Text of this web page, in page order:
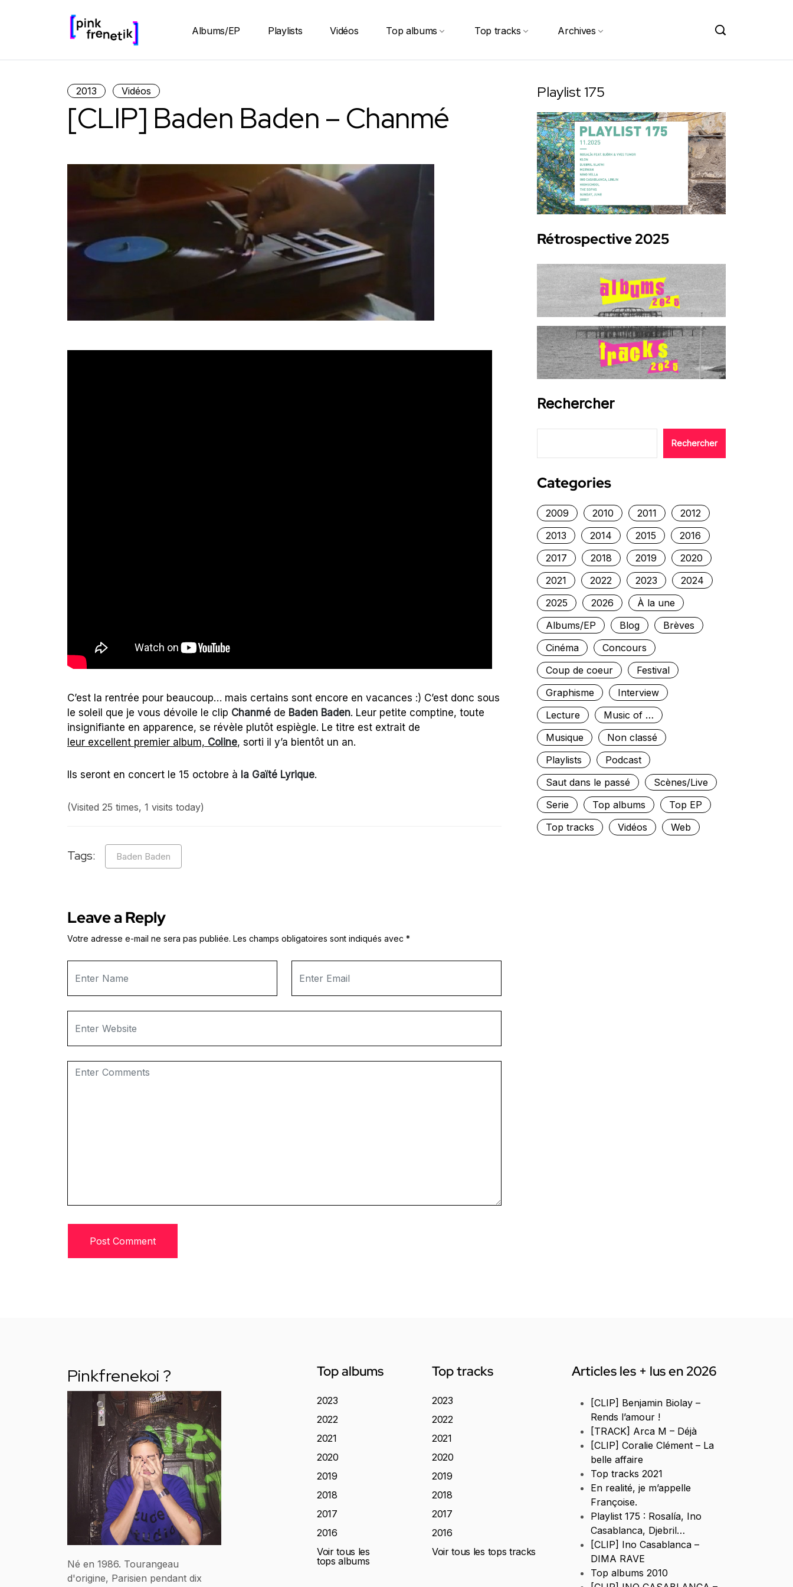
Albums/EP Playlists Vidéos Top albums Top tracks Archives
2013 Vidéos
[CLIP] Baden Baden – Chanmé
C’est la rentrée pour beaucoup… mais certains sont encore en vacances :) C’est donc sous
le soleil que je vous dévoile le clip Chanmé de Baden Baden. Leur petite comptine, toute
insignifiante en apparence, se révèle plutôt espiègle. Le titre est extrait de
leur excellent premier album, Coline, sorti il y’a bientôt un an.
Ils seront en concert le 15 octobre à la Gaïté Lyrique.
(Visited 25 times, 1 visits today)
Tags: Baden Baden
Leave a Reply
Votre adresse e-mail ne sera pas publiée. Les champs obligatoires sont indiqués avec *
Playlist 175
Rétrospective 2025
Rechercher
Rechercher
Categories
2009 2010 2011
2012
2013
2014 2015
2016
2017
2018 2019
2020
2021
2022 2023
2024
2025
2026
À la une
Albums/EP
Blog
Brèves
Cinéma
Concours
Coup de coeur
Festival
Graphisme
Interview
Lecture
Music of …
Musique
Non classé
Playlists
Podcast
Saut dans le passé
Scènes/Live
Serie
Top albums
Top EP
Top tracks
Vidéos Web
Pinkfrenekoi ?
Né en 1986. Tourangeau
d'origine, Parisien pendant dix
Top albums
2023
2022
2021
2020
2019
2018
2017
2016
Voir tous les
tops albums
Top tracks
2023
2022
2021
2020
2019
2018
2017
2016
Voir tous les tops tracks
Articles les + lus en 2026
[CLIP] Benjamin Biolay –
Rends l’amour !
[TRACK] Arca M – Déjà
[CLIP] Coralie Clément – La
belle affaire
Top tracks 2021
En realité, je m’appelle
Françoise.
Playlist 175 : Rosalía, Ino
Casablanca, Djebril…
[CLIP] Ino Casablanca –
DIMA RAVE
Top albums 2010